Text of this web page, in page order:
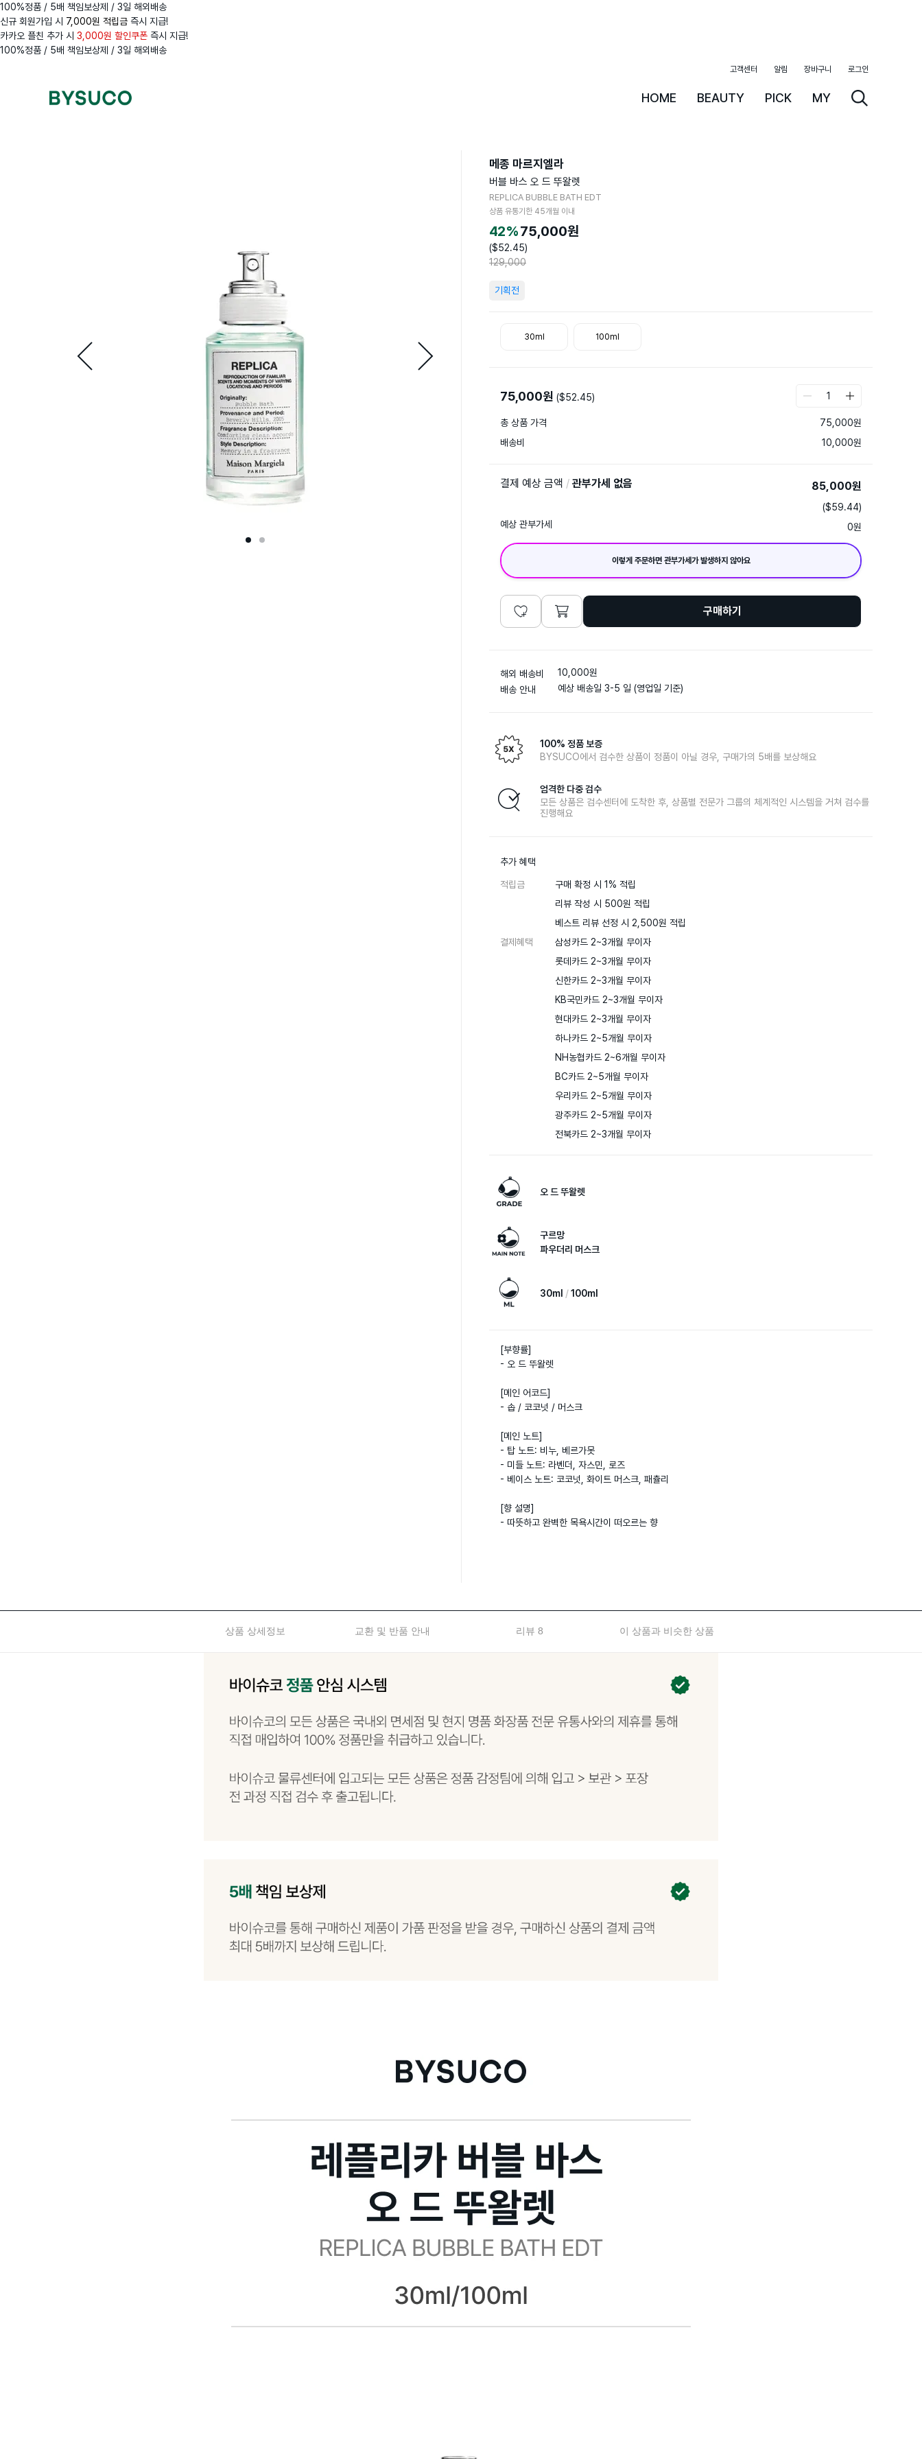
100%정품 / 5배 책임보상제 / 3일 해외배송
신규 회원가입 시 7,000원 적립금 즉시 지급!
카카오 플친 추가 시 3,000원 할인쿠폰 즉시 지급!
100%정품 / 5배 책임보상제 / 3일 해외배송
HOME BEAUTY PICK MY
고객센터 알림 장바구니 로그인
메종 마르지엘라
버블 바스 오 드 뚜왈렛
REPLICA BUBBLE BATH EDT
상품 유통기한 45개월 이내
42%75,000원
($52.45)
129,000
기획전
30ml 100ml
75,000원 ($52.45) 1
총 상품 가격 75,000원
배송비
10,000원
결제 예상 금액 / 관부가세 없음 85,000원
($59.44)
예상 관부가세
0원
이렇게 주문하면 관부가세가 발생하지 않아요
구매하기
해외 배송비
10,000원
배송 안내
예상 배송일 3-5 일 (영업일 기준)
100% 정품 보증
BYSUCO에서 검수한 상품이 정품이 아닐 경우, 구매가의 5배를 보상해요
엄격한 다중 검수
모든 상품은 검수센터에 도착한 후, 상품별 전문가 그룹의 체계적인 시스템을 거쳐 검수를
진행해요
추가 혜택
적립금
구매 확정 시 1% 적립
리뷰 작성 시 500원 적립
베스트 리뷰 선정 시 2,500원 적립
결제혜택
삼성카드 2~3개월 무이자
롯데카드 2~3개월 무이자
신한카드 2~3개월 무이자
KB국민카드 2~3개월 무이자
현대카드 2~3개월 무이자
하나카드 2~5개월 무이자
NH농협카드 2~6개월 무이자
BC카드 2~5개월 무이자
우리카드 2~5개월 무이자
광주카드 2~5개월 무이자
전북카드 2~3개월 무이자
오 드 뚜왈렛
구르망
파우더리 머스크
30ml 100ml
[부향률]
- 오 드 뚜왈렛
[메인 어코드]
- 솝 / 코코넛 / 머스크
[메인 노트]
- 탑 노트: 비누, 베르가못
- 미들 노트: 라벤더, 자스민, 로즈
- 베이스 노트: 코코넛, 화이트 머스크, 패츌리
[향 설명]
- 따뜻하고 완벽한 목욕시간이 떠오르는 향
상품 상세정보 교환 및 반품 안내 리뷰 8 이 상품과 비슷한 상품